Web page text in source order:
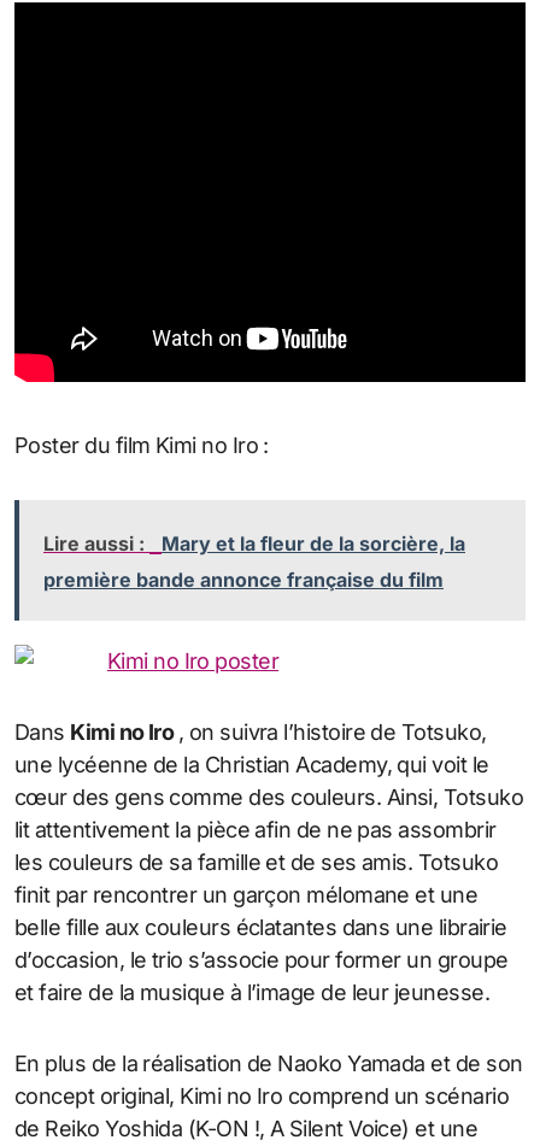
Poster du film Kimi no Iro :
Lire aussi :
Mary et la fleur de la sorcière, la
première bande annonce française du film
Dans Kimi no Iro, on suivra l’histoire de Totsuko,
une lycéenne de la Christian Academy, qui voit le
cœur des gens comme des couleurs. Ainsi, Totsuko
lit attentivement la pièce afin de ne pas assombrir
les couleurs de sa famille et de ses amis. Totsuko
finit par rencontrer un garçon mélomane et une
belle fille aux couleurs éclatantes dans une librairie
d’occasion, le trio s’associe pour former un groupe
et faire de la musique à l’image de leur jeunesse.
En plus de la réalisation de Naoko Yamada et de son
concept original, Kimi no Iro comprend un scénario
de Reiko Yoshida (K-ON !, A Silent Voice) et une